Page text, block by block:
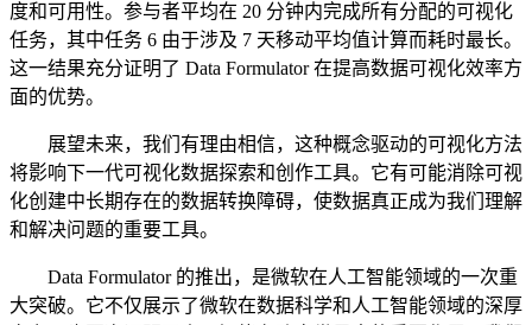
度和可用性。参与者平均在 20 分钟内完成所有分配的可视化
任务，其中任务 6 由于涉及 7 天移动平均值计算而耗时最长。
这一结果充分证明了 Data Formulator 在提高数据可视化效率方
面的优势。
展望未来，我们有理由相信，这种概念驱动的可视化方法
将影响下一代可视化数据探索和创作工具。它有可能消除可视
化创建中长期存在的数据转换障碍，使数据真正成为我们理解
和解决问题的重要工具。
Data Formulator 的推出，是微软在人工智能领域的一次重
大突破。它不仅展示了微软在数据科学和人工智能领域的深厚